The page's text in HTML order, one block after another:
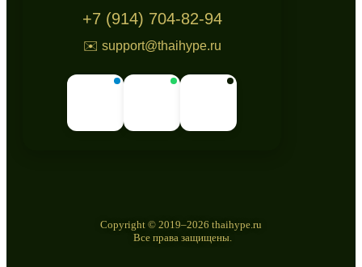
+7 (914) 704-82-94
✉️ support@thaihype.ru
Copyright © 2019–2026 thaihype.ru
Все права защищены.